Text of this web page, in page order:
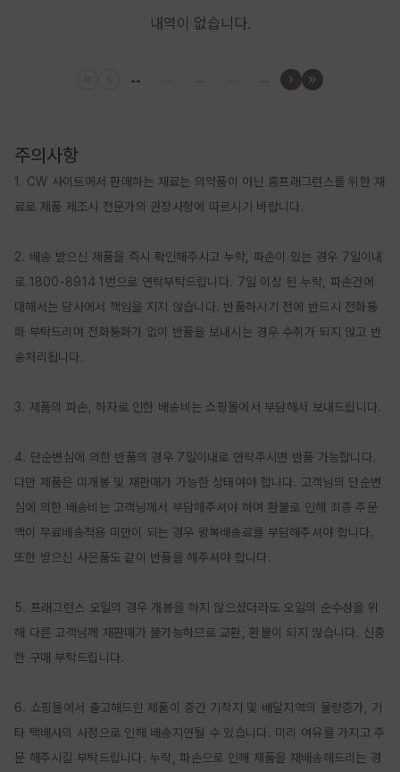
내역이 없습니다.
--
주의사항
1. CW 사이트에서 판매하는 재료는 의약품이 아닌 홈프래그런스를 위한 재
료로 제품 제조시 전문가의 권장사항에 따르시기 바랍니다.
2. 배송 받으신 제품을 즉시 확인해주시고 누락, 파손이 있는 경우 7일이내
로 1800-8914 1번으로 연락부탁드립니다. 7일 이상 된 누락, 파손건에
대해서는 당사에서 책임을 지지 않습니다. 반품하시기 전에 반드시 전화통
화 부탁드리며 전화통화가 없이 반품을 보내시는 경우 수취가 되지 않고 반
송처리됩니다.
3. 제품의 파손, 하자로 인한 배송비는 쇼핑몰에서 부담해서 보내드립니다.
4. 단순변심에 의한 반품의 경우 7일이내로 연락주시면 반품 가능합니다.
다만 제품은 미개봉 및 재판매가 가능한 상태여야 합니다. 고객님의 단순변
심에 의한 배송비는 고객님께서 부담해주셔야 하며 환불로 인해 최종 주문
액이 무료배송적용 미만이 되는 경우 왕복배송료를 부담해주셔야 합니다.
또한 받으신 사은품도 같이 반품을 해주셔야 합니다.
5. 프래그런스 오일의 경우 개봉을 하지 않으셨더라도 오일의 순수성을 위
해 다른 고객님께 재판매가 불가능하므로 교환, 환불이 되지 않습니다. 신중
한 구매 부탁드립니다.
6. 쇼핑몰에서 출고해드린 제품이 중간 기착지 및 배달지역의 물량증가, 기
타 택배사의 사정으로 인해 배송지연될 수 있습니다. 미리 여유를 가지고 주
문 해주시길 부탁드립니다. 누락, 파손으로 인해 제품을 재배송해드리는 경